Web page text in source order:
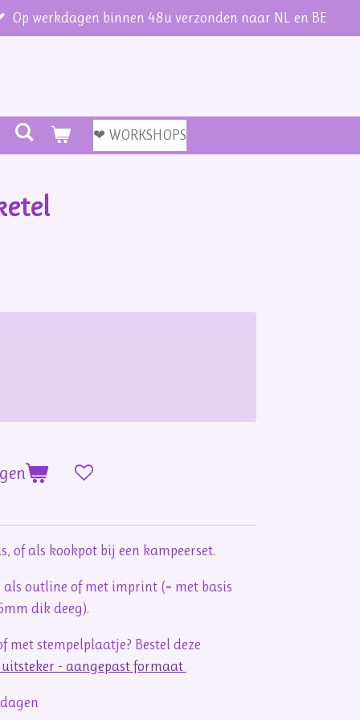
Op werkdagen binnen 48u verzonden naar NL en BE
❤ WORKSHOPS
of als kookpot bij een kampeerset.
outline of met imprint (= met basis
dik deeg).
met stempelplaatje? Bestel deze
uitsteker - aangepast formaat